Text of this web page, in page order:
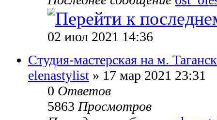
02 июл 2021 14:36
Студия-мастерская на м.
elenastylist » 17 мар 2021 23:31
0 Ответов
5863Просмотров